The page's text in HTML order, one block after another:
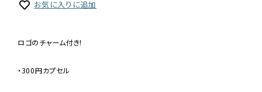
お気に入りに追加
ロゴのチャーム付き!
・300円カプセル